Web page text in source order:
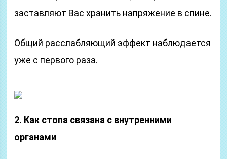
заставляют Вас хранить напряжение в спине.
Общий расслабляющий эффект наблюдается
уже с первого раза.
2. Как стопа связана с внутренними
органами